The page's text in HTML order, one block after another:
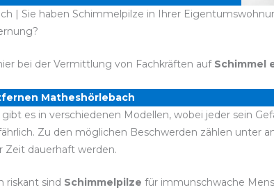
| Sie haben Schimmelpilze in Ihrer
bei der Vermittlung von Fachkräften auf Schimmel
Matheshörlebach
es in verschiedenen Modellen, wobei jeder sein
Zu den möglichen Beschwerden zählen unter
Zeit dauerhaft werden.
riskant sind Schimmelpilze für immunschwache